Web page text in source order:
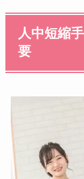
人中短縮
要